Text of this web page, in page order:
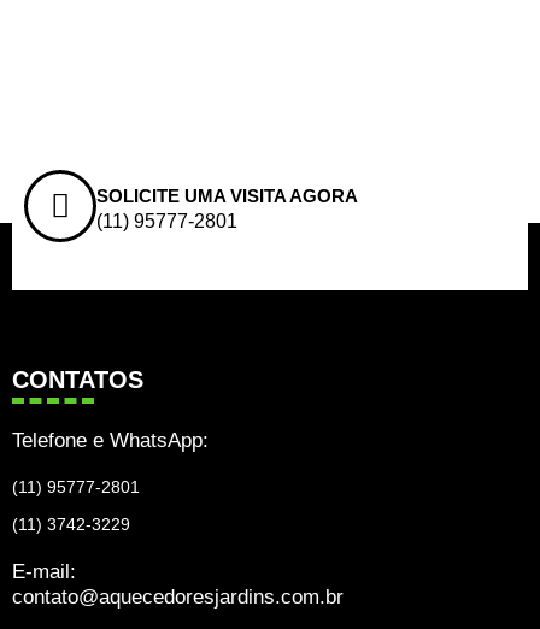
SOLICITE UMA VISITA AGORA
(11) 95777-2801
CONTATOS
Telefone e WhatsApp:
(11) 95777-2801
(11) 3742-3229
E-mail:
contato@aquecedoresjardins.com.br